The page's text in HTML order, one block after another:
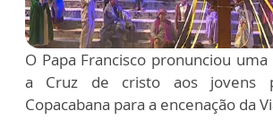
O Papa Francisco pronunciou
a Cruz de cristo aos jovens
Copacabana para a encenação da